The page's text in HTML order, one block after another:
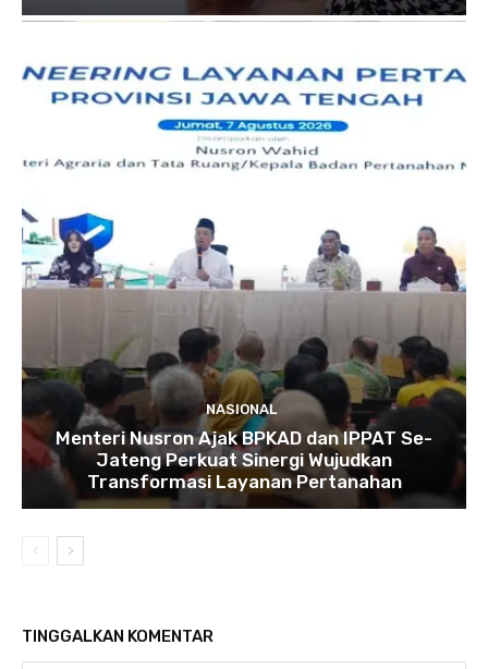
NASIONAL
Menteri Nusron Ajak BPKAD dan IPPAT Se-
Jateng Perkuat Sinergi Wujudkan
Transformasi Layanan Pertanahan
TINGGALKAN KOMENTAR